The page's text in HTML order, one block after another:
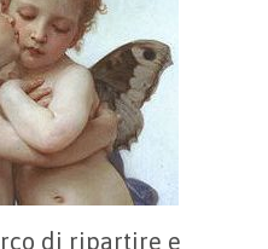
di ripartire e